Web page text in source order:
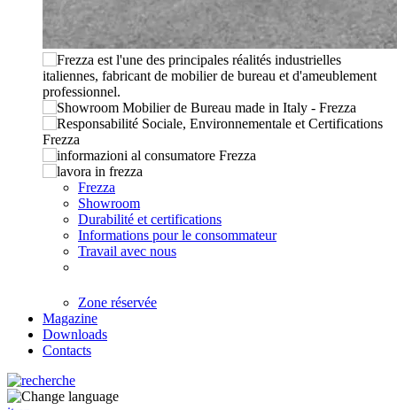
Frezza
Showroom
Durabilité et certifications
Informations pour le consommateur
Travail avec nous
Zone réservée
Magazine
Downloads
Contacts